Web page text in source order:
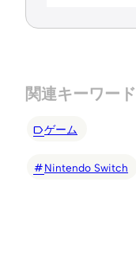
関連キーワード
ゲーム
Nintendo Switch